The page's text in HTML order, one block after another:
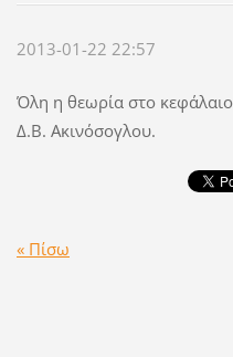
2013-01-22 22:57
Όλη η θεωρία στο
Δ.Β. Ακινόσογλου.
« Πίσω